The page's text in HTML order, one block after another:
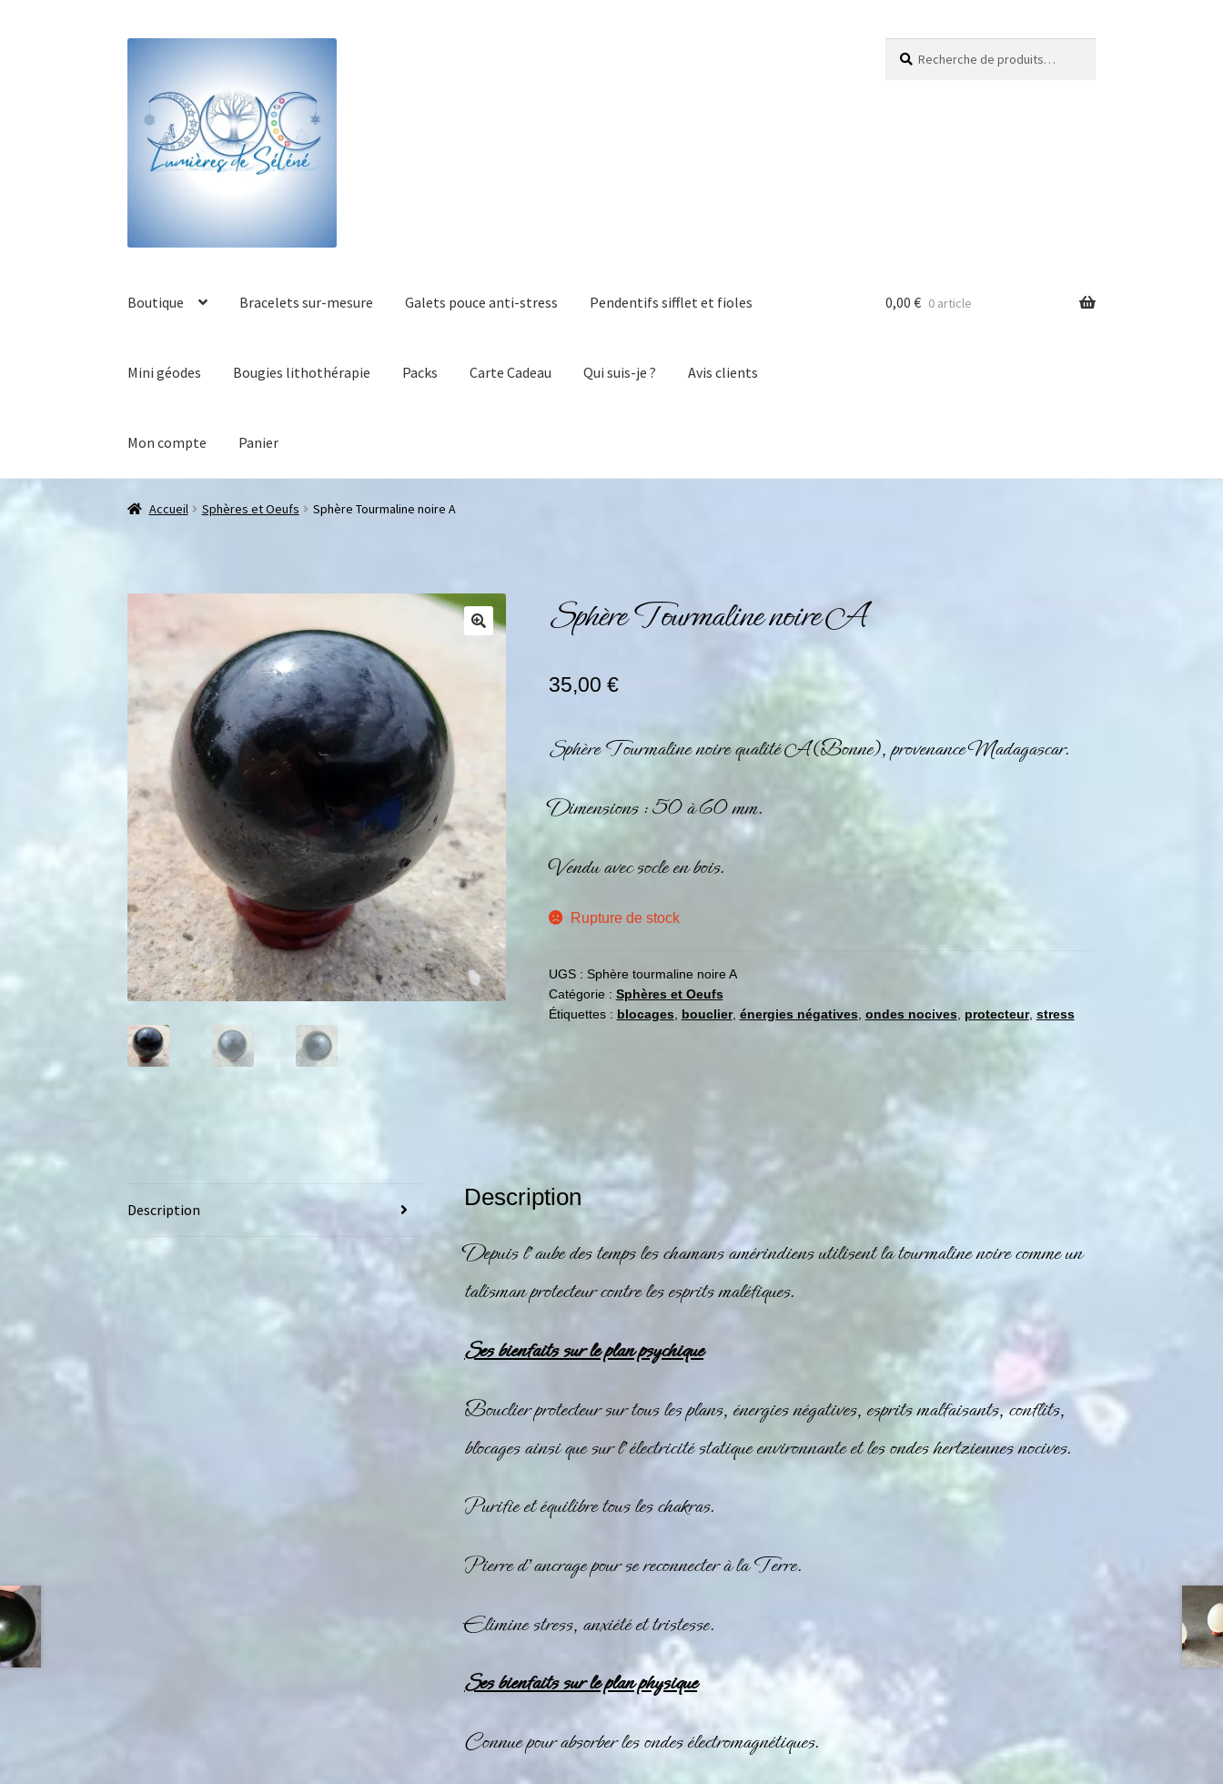
Boutique Bracelets sur-mesure Galets pouce anti-stress Pendentifs sifflet et fioles
Mini géodes Bougies lithothérapie Packs Carte Cadeau Qui suis-je ? Avis clients
Mon compte Panier
0,00 € 0 article
Accueil Sphères et Oeufs Sphère Tourmaline noire A
Sphère Tourmaline noire A
35,00 €
Sphère Tourmaline noire qualité A (Bonne), provenance Madagascar.
Dimensions : 50 à 60 mm.
Vendu avec socle en bois.
Rupture de stock
UGS : Sphère tourmaline noire A
Catégorie : Sphères et Oeufs
Étiquettes : blocages bouclier, énergies négatives ondes nocives protecteur, stress
Description Description
Depuis l’aube des temps les chamans amérindiens utilisent latourmalinenoire comme un
talisman protecteur contre les esprits maléfiques.
Ses bienfaits sur le plan psychique
Bouclier protecteur sur tous les plans, énergies négatives, esprits malfaisants, conflits,
blocages ainsi que sur l’électricité statique environnante et les ondes hertziennes nocives.
Purifie et équilibre tous leschakras.
Pierre d’ancrage pour se reconnecter à la Terre.
Elimine stress, anxiété et tristesse.
Ses bienfaits sur le plan physique
Connue pour absorber les ondes électromagnétiques.